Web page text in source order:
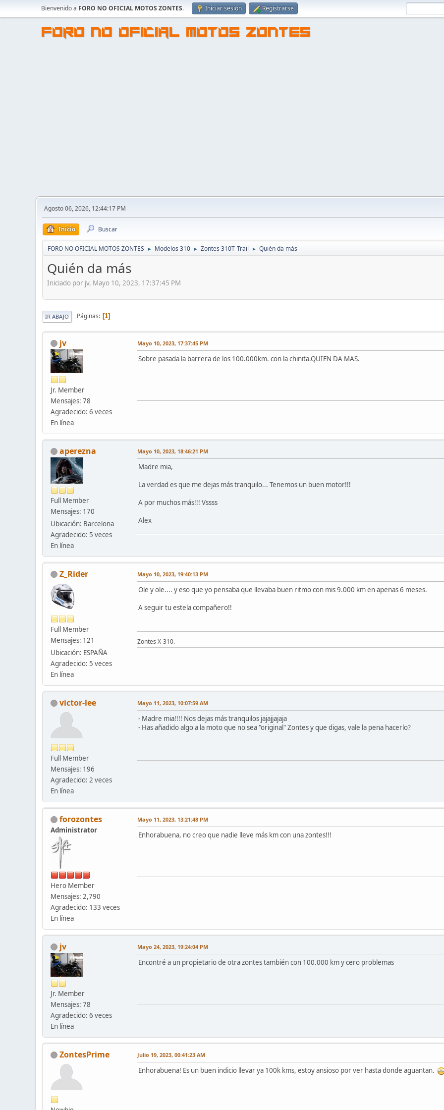
Bienvenido a FORO NO OFICIAL MOTOS ZONTES. Iniciar sesión Registrarse
FORO NO OFICIAL MOTOS ZONTES
Agosto 06, 2026, 12:44:17 PM
Inicio Buscar
FORO NO OFICIAL MOTOS ZONTES ► Modelos 310 ► Zontes 310T-Trail ► Quién da más
Quién da más
Iniciado por jv, Mayo 10, 2023, 17:37:45 PM
IR ABAJO Páginas 1
jv
Jr. Member
Mensajes: 78
Agradecido: 6 veces
En línea
Mayo 10, 2023, 17:37:45 PM
Sobre pasada la barrera de los 100.000km. con la chinita.QUIEN DA MAS.
aperezna
Full Member
Mensajes: 170
Ubicación: Barcelona
Agradecido: 5 veces
En línea
Mayo 10, 2023, 18:46:21 PM
Madre mia,
La verdad es que me dejas más tranquilo... Tenemos un buen motor!!!
A por muchos más!!! Vssss
Alex
Z_Rider
Full Member
Mensajes: 121
Ubicación: ESPAÑA
Agradecido: 5 veces
En línea
Mayo 10, 2023, 19:40:13 PM
Ole y ole.... y eso que yo pensaba que llevaba buen ritmo con mis 9.000 km en apenas 6 meses.
A seguir tu estela compañero!!
Zontes X-310.
victor-lee
Full Member
Mensajes: 196
Agradecido: 2 veces
En línea
Mayo 11, 2023, 10:07:59 AM
- Madre mia!!!! Nos dejas más tranquilos jajajjajaja
- Has añadido algo a la moto que no sea "original" Zontes y que digas, vale la pena hacerlo?
forozontes
Administrator
Hero Member
Mensajes: 2,790
Agradecido: 133 veces
En línea
Mayo 11, 2023, 13:21:48 PM
Enhorabuena, no creo que nadie lleve más km con una zontes!!!
jv
Jr. Member
Mensajes: 78
Agradecido: 6 veces
En línea
Mayo 24, 2023, 19:24:04 PM
Encontré a un propietario de otra zontes también con 100.000 km y cero problemas
ZontesPrime Julio 19, 2023, 00:41:23 AM
Enhorabuena! Es un buen indicio llevar ya 100k kms, estoy ansioso por ver hasta donde aguantan.